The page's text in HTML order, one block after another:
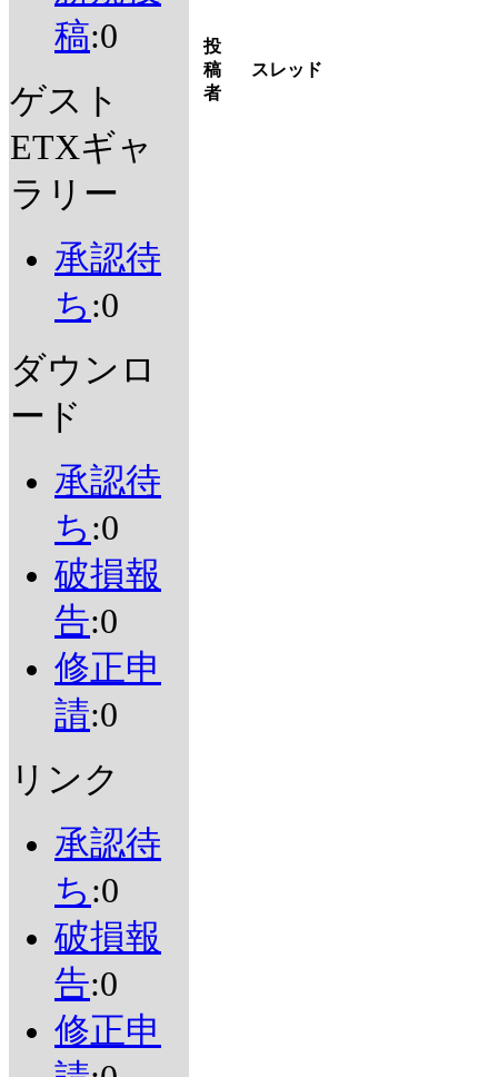
稿:0
ゲスト
ETXギャ
ラリー
承認待
ち :0
ダウンロ
ード
承認待
ち :0
破損報
告:0
修正申
請:0
リンク
承認待
ち :0
破損報
告:0
修正申
投
稿
者
スレッド